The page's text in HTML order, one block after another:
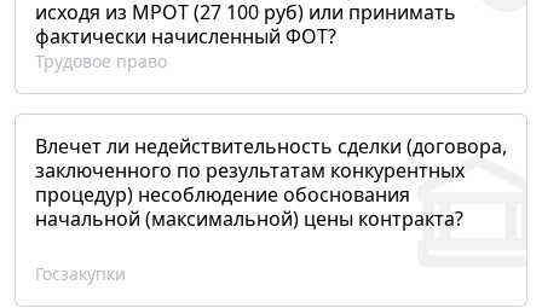
исходя из МРОТ (27 100 руб) или принимать
фактически начисленный ФОТ?
Трудовое право
Влечет ли недействительность сделки (договора,
заключенного по результатам конкурентных
процедур) несоблюдение обоснования
начальной (максимальной) цены контракта?
Госзакупки